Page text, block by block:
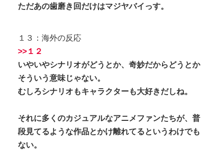
ただあの歯磨き回だけはマジヤバイっす。
１３：海外の反応
>>１２
いやいやシナリオがどうとか、奇妙だからどうとか
そういう意味じゃない。
むしろシナリオもキャラクターも大好きだしね。
それに多くのカジュアルなアニメファンたちが、普
段見てるような作品とかけ離れてるというわけでも
ない。